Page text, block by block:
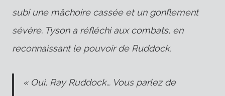
subi une mâchoire cassée et un gonflement
sévère. Tyson a réfléchi aux combats, en
reconnaissant le pouvoir de Ruddock.
« Oui, Ray Ruddock… Vous parlez de